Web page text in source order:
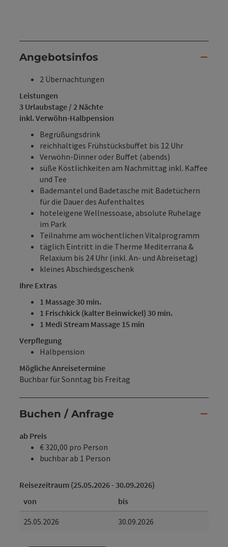
Angebotsinfos
2 Übernachtungen
Leistungen
3 Urlaubstage / 2 Nächte
inkl. Verwöhn-Halbpension
Begrüßungsdrink
reichhaltiges Frühstücksbuffet bis 12 Uhr
Verwöhn-Dinner oder Buffet (abends)
süße Köstlichkeiten am Nachmittag inkl. Kaffee
und Tee
Bademantel und Badetasche mit Badetüchern
für die Dauer des Aufenthaltes
hoteleigene Wellnessoase, absolute Ruhelage
im Park
Teilnahme am wöchentlichen Vitalprogramm
täglich Eintritt in die Therme Mediterrana &
Relaxium bis 24 Uhr (inkl. An- und Abreisetag)
kleines Abschiedsgeschenk
Ihre Extras
1 Massage 30 min.
1 Frischkick (kalter Beinwickel) 30 min.
1 Medi Stream Massage 15 min
Verpflegung
Halbpension
Mögliche Anreisetermine
Buchbar für Sonntag bis Freitag
Buchen / Anfrage
ab Preis
€ 320,00 pro Person
buchbar ab 1 Person
Reisezeitraum (25.05.2026 - 30.09.2026)
von
bis
25.05.2026
30.09.2026